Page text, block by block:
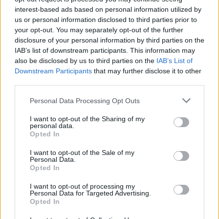
interest-based ads based on personal information utilized by
us or personal information disclosed to third parties prior to
your opt-out. You may separately opt-out of the further
disclosure of your personal information by third parties on the
IAB’s list of downstream participants. This information may
also be disclosed by us to third parties on the IAB’s List of
Downstream Participants that may further disclose it to other
Please note that this website/app uses one or more Google
not limited to your visit or usage behaviour. You may click to
grant or deny consent to Google and its third-party tags to
use your data for below specified purposes in below Google
consent section.
Personal Data Processing Opt Outs
I want to opt-out of the Sharing of my
personal data.
Opted In
I want to opt-out of the Sale of my
Personal Data.
Opted In
I want to opt-out of processing my
Personal Data for Targeted Advertising.
Opted In
également remarquables. Il peut aider à gérer
l'inflammation, liée à de nombreuses maladies
chroniques. En réduisant l'inflammation, le CLA peut
prévenir des maladies comme les maladies
cardiaques et le diabète.
sécurité des suppléments de CLA
Comprendre le bon dosage d'ALC est essentiel pour
suggèrent un apport quotidien de 3,2 à 6,4
grammes. Une dose allant jusqu'à 6 grammes par
indésirables significatifs.
La FDA a jugé le CLA sûr et l'a classé comme
généralement reconnu comme sûr (GRAS). Cette